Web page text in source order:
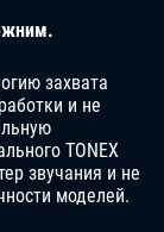
захвата
и не
TONEX
звучания и не
моделей.